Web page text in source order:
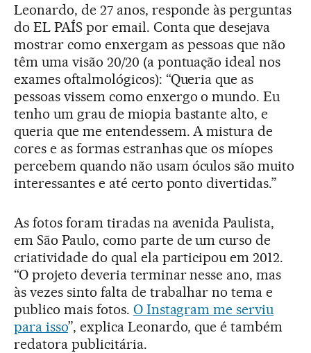
Leonardo, de 27 anos, responde às perguntas
do EL PAÍS por email. Conta que desejava
mostrar como enxergam as pessoas que não
têm uma visão 20/20 (a pontuação ideal nos
exames oftalmológicos): “Queria que as
pessoas vissem como enxergo o mundo. Eu
tenho um grau de miopia bastante alto, e
queria que me entendessem. A mistura de
cores e as formas estranhas que os míopes
percebem quando não usam óculos são muito
interessantes e até certo ponto divertidas.”
As fotos foram tiradas na avenida Paulista,
em São Paulo, como parte de um curso de
criatividade do qual ela participou em 2012.
“O projeto deveria terminar nesse ano, mas
às vezes sinto falta de trabalhar no tema e
publico mais fotos. O Instagram me serviu
para isso”, explica Leonardo, que é também
redatora publicitária.